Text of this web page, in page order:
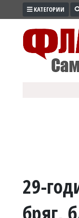
ПРОМО
ВОЙНАТА
КАТЕГОРИИ
29-